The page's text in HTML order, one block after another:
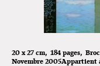
20 x 27 cm 184 pages
Novembre 2005Appartient